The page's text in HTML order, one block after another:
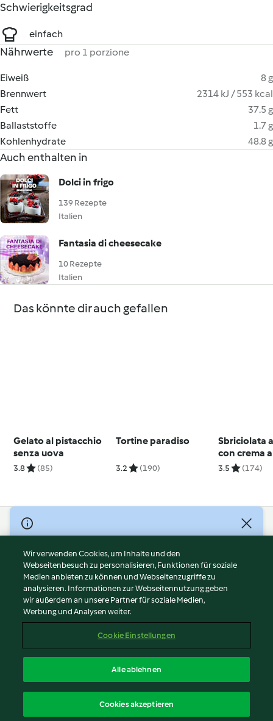
Schwierigkeitsgrad
einfach
Nährwerte pro 1 porzione
Eiweiß
8 g
Brennwert
2314 kJ / 553 kcal
Fett
37.5 g
Ballaststoffe
1.7 g
Kohlenhydrate
48.8 g
Auch enthalten in
Dolci in frigo
139 Rezepte
Italien
Fantasia di cheesecake
10 Rezepte
Italien
Das könnte dir auch gefallen
Gelato al pistacchio
senza uova
3.8 (85)
Tortine paradiso
3.2 (190)
Sbriciolata
con crema
3.5 (174)
© Copyright 2026
Nutzungsbedingungen
Datenschutzrichtlinien
Disclaimer
Impressum
Cookies
Abo kündigen
Erklärung zur Barrierefreiheit
Wir verwenden Cookies, um Inhalte und den
Webseitenbesuch zu personalisieren, Funktionen für soziale
Medien anbieten zu können und Webseitenzugriffe zu
analysieren. Informationen zur Webseitennutzung geben
wir außerdem an unsere Partner für soziale Medien,
Werbung und Analysen weiter.
Cookie Einstellungen
Alle ablehnen
Cookies akzeptieren